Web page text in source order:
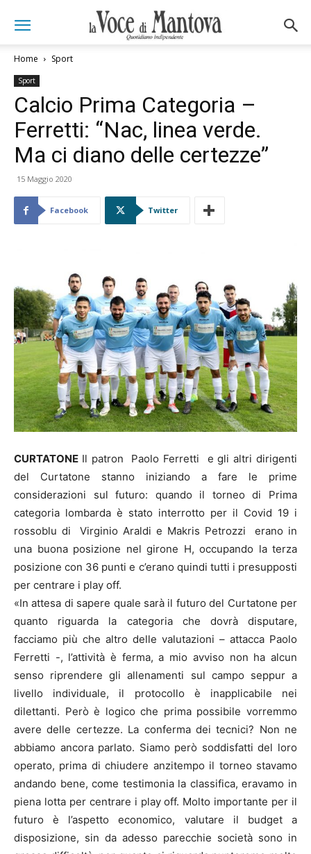
Home Sport
Sport
Calcio Prima Categoria –
Ferretti: “Nac, linea verde.
Ma ci diano delle certezze”
15 Maggio 2020
Facebook Twitter
CURTATONE Il patron Paolo Ferretti e gli altri dirigenti
del Curtatone stanno iniziando a fare le prime
considerazioni sul futuro: quando il torneo di Prima
categoria lombarda è stato interrotto per il Covid 19 i
rossoblu di Virginio Araldi e Makris Petrozzi erano in
una buona posizione nel girone H, occupando la terza
posizione con 36 punti e c’erano quindi tutti i presupposti
per centrare i play off.
«In attesa di sapere quale sarà il futuro del Curtatone per
quanto riguarda la categoria che dovrà disputare,
facciamo più che altro delle valutazioni – attacca Paolo
Ferretti -, l’attività è ferma, a mio avviso non ha alcun
senso riprendere gli allenamenti sul campo seppur a
livello individuale, il protocollo è inapplicabile nei
dilettanti. Però è logico che prima possibile vorremmo
avere delle certezze. La conferma dei tecnici? Non ne
abbiamo ancora parlato. Siamo però soddisfatti del loro
operato, prima di chiudere anzitempo il torneo stavamo
andando bene, come testimonia la classifica, eravamo in
piena lotta per centrare i play off. Molto importante per il
futuro è l’aspetto economico, valutare il budget a
disposizione, sin da adesso parecchie società sono in